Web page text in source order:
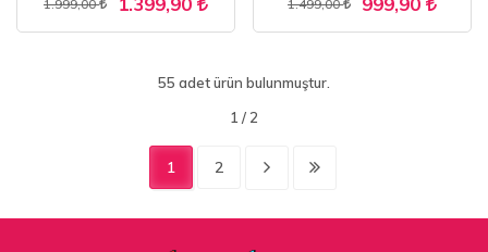
1.999,00 1.499,00
55 adet ürün bulunmuştur.
1 2